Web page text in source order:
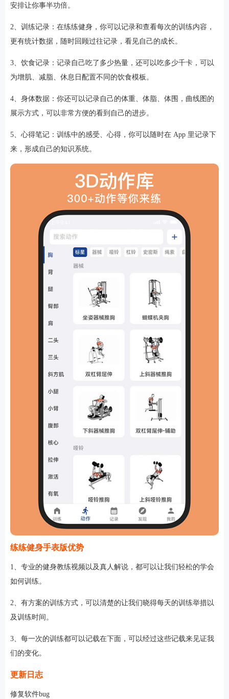
安排让你事半功倍。
2、训练记录：在练练健身，你可以记录和查看每次的训练内容，
更有统计数据，随时回顾过往记录，看见自己的成长。
3、饮食记录：记录自己吃了多少热量，还可以吃多少千卡，可以
为增肌、减脂、休息日配置不同的饮食模板。
4、身体数据：你还可以记录自己的体重、体脂、体围，曲线图的
展示方式，可以非常方便的看到自己的进步。
5、心得笔记：训练中的感受、心得，你可以随时在 App 里记录下
来，形成自己的知识系统。
练练健身手表版优势
1、专业的健身教练视频以及真人解说，都可以让我们轻松的学会
如何训练。
2、有方案的训练方式，可以清楚的让我们晓得每天的训练举措以
及训练时间。
3、每一次的训练都可以记载在下面，可以经过这些记载来见证我
们的变化。
更新日志
修复软件bug